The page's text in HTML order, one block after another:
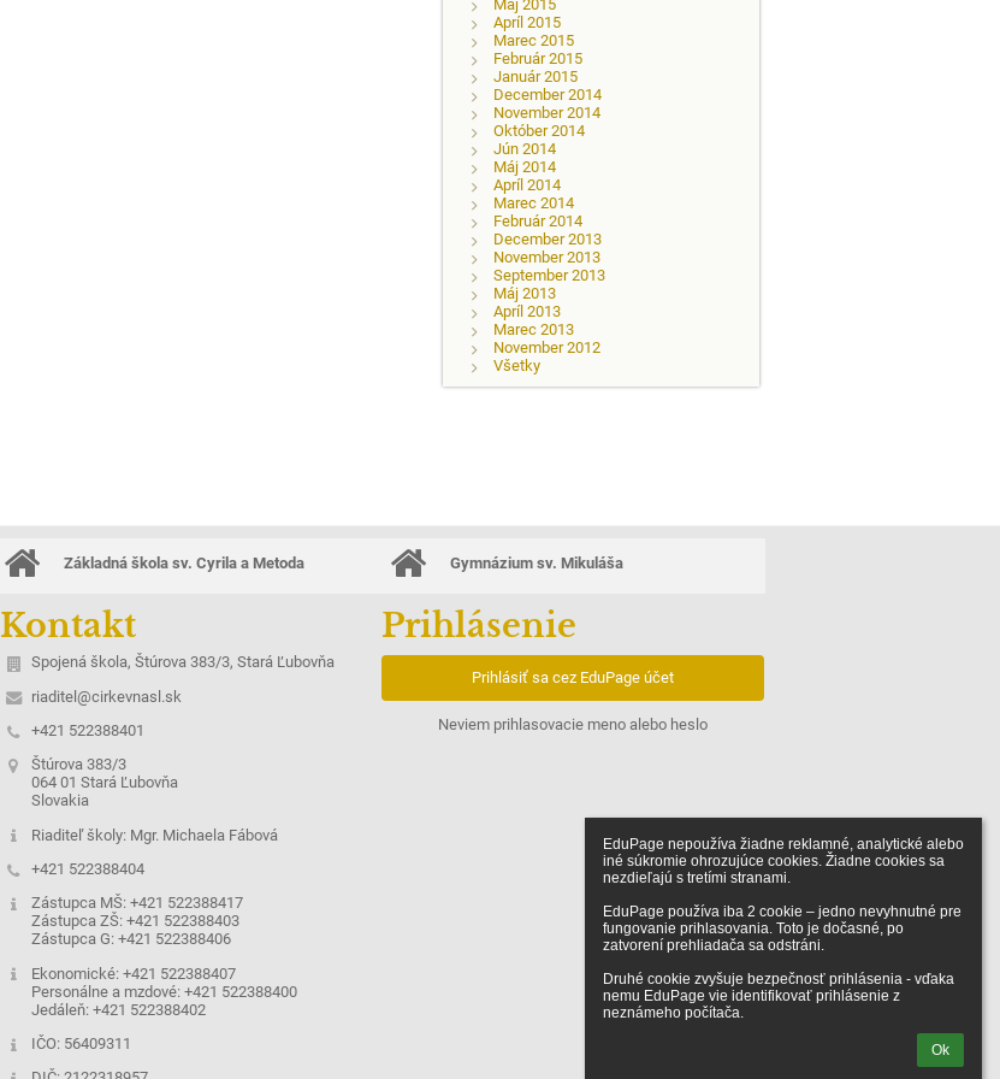
EduPage nepoužíva žiadne reklamné, analytické alebo
iné súkromie ohrozujúce cookies. Žiadne cookies sa
nezdieľajú s tretími stranami.
EduPage používa iba 2 cookie – jedno nevyhnutné pre
fungovanie prihlasovania. Toto je dočasné, po
zatvorení prehliadača sa odstráni.
Druhé cookie zvyšuje bezpečnosť prihlásenia - vďaka
nemu EduPage vie identifikovať prihlásenie z
neznámeho počítača.
Ok
Máj 2015
Apríl 2015
Marec 2015
Február 2015
Január 2015
December 2014
November 2014
Október 2014
Jún 2014
Máj 2014
Apríl 2014
Marec 2014
Február 2014
December 2013
November 2013
September 2013
Máj 2013
Apríl 2013
Marec 2013
November 2012
Všetky
Základná škola sv. Cyrila a Metoda Gymnázium sv. Mikuláša
Kontakt
Spojená škola, Štúrova 383/3, Stará Ľubovňa
riaditel@cirkevnasl.sk
+421 522388401
Štúrova 383/3
064 01 Stará Ľubovňa
Slovakia
Riaditeľ školy: Mgr. Michaela Fábová
+421 522388404
Zástupca MŠ: +421 522388417
Zástupca ZŠ: +421 522388403
Zástupca G: +421 522388406
Ekonomické: +421 522388407
Personálne a mzdové: +421 522388400
Jedáleň: +421 522388402
IČO: 56409311
Prihlásenie
Prihlásiť sa cez EduPage účet
Neviem prihlasovacie meno alebo heslo